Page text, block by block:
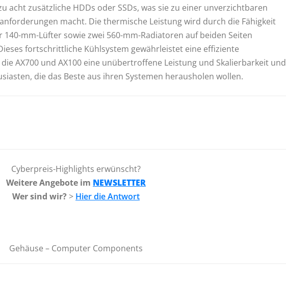
acht zusätzliche HDDs oder SSDs, was sie zu einer unverzichtbaren
macht. Die thermische Leistung wird durch die Fähigkeit
140-mm-Lüfter sowie zwei 560-mm-Radiatoren auf beiden Seiten
fortschrittliche Kühlsystem gewährleistet eine effiziente
AX700 und AX100 eine unübertroffene Leistung und Skalierbarkeit und
die das Beste aus ihren Systemen herausholen wollen.
Cyberpreis-Highlights erwünscht?
Weitere Angebote im NEWSLETTER
Wer sind wir? > Hier die Antwort
Gehäuse – Computer Components